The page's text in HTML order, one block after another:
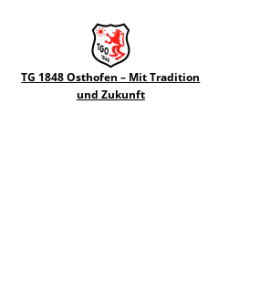
TG 1848 Osthofen – Mit Tradition
und Zukunft